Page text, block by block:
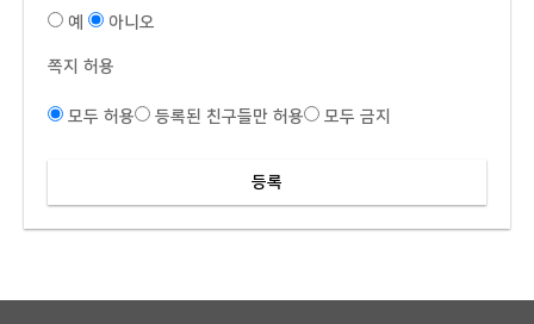
예 아니오
쪽지 허용
모두 허용 등록된 친구들만 허용 모두 금지